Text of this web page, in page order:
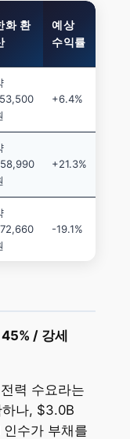
화 환
예상
수익률
+6.4%
+21.3%
-19.1%
/ 강세
력 수요라는
하나, $3.0B
수가 부채를